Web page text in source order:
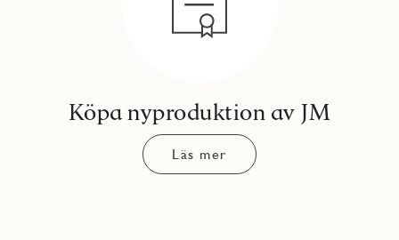
Köpa nyproduktion av JM
Läs mer